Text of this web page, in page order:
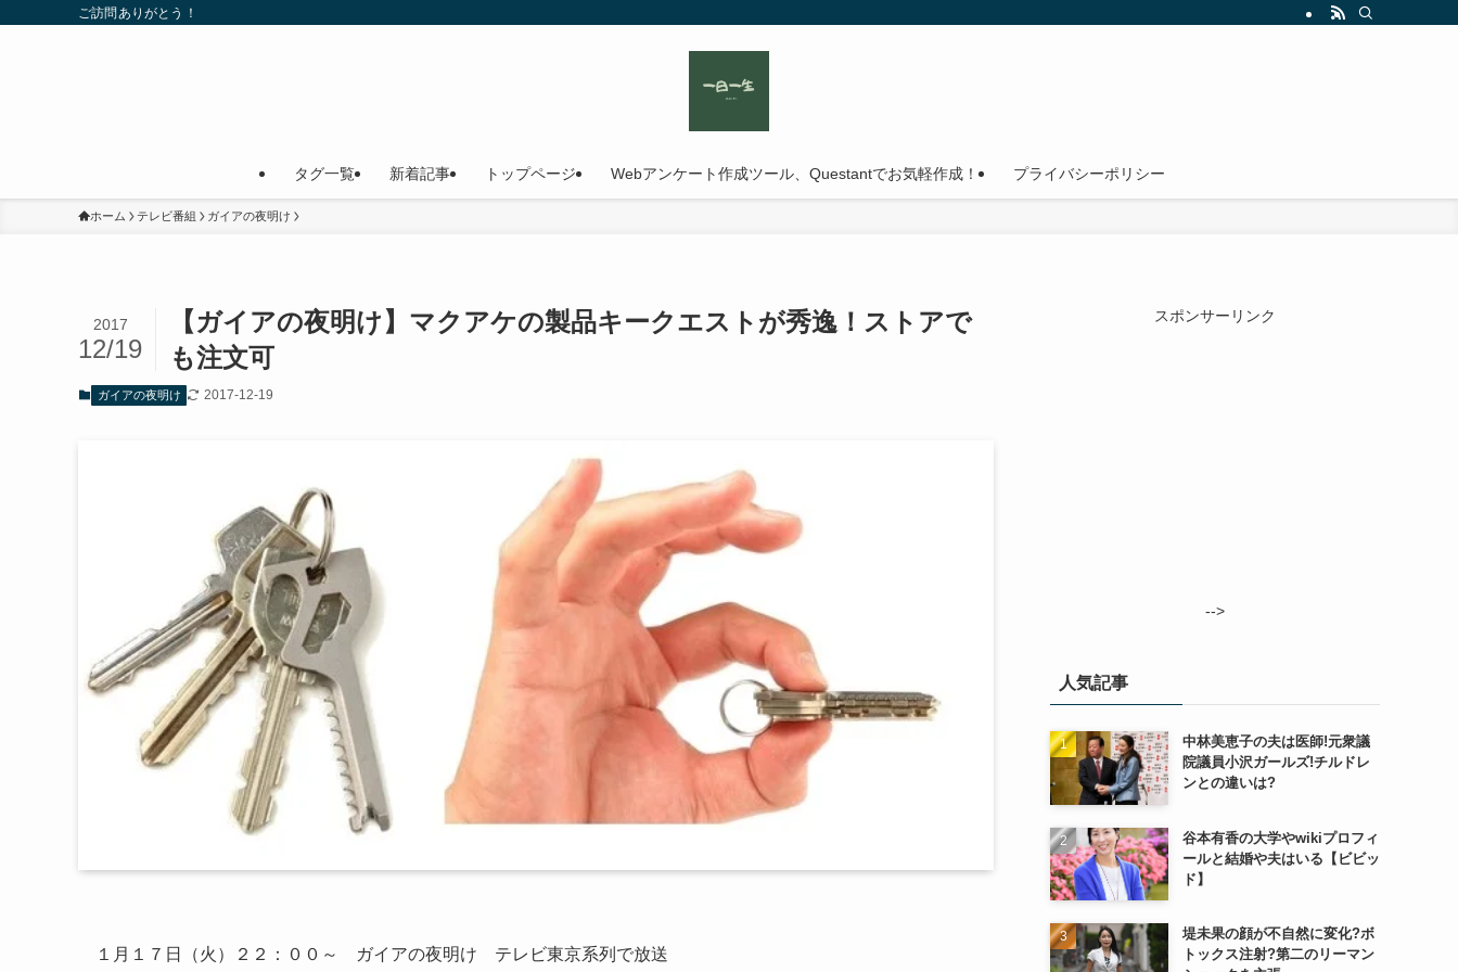
ご訪問ありがとう！
タグ一覧 新着記事 トップページ Webアンケート作成ツール、Questantでお気軽作成！ プライバシーポリシー
ホーム テレビ番組 ガイアの夜明け
【ガイアの夜明け】マクアケの製品キークエストが秀逸！ストアで
も注文可
2017
12/19
ガイアの夜明け 2017-12-19
１月１７日（火）２２：００～ ガイアの夜明け テレビ東京系列で放送
スポンサーリンク
-->
人気記事
中林美恵子の夫は医師!元衆議
院議員小沢ガールズ!チルドレ
ンとの違いは?
谷本有香の大学やwikiプロフィ
ールと結婚や夫はいる【ビビッ
ド】
堤未果の顔が不自然に変化?ボ
トックス注射?第二のリーマン